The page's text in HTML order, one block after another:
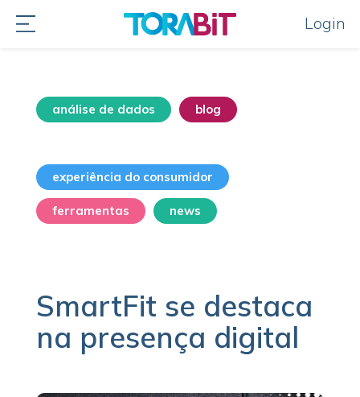
Login
análise de dados blog
experiência do consumidor
ferramentas news
SmartFit se destaca
na presença digital